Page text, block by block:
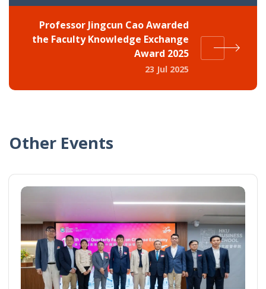
Professor Jingcun Cao Awarded
the Faculty Knowledge Exchange
Award 2025
23 Jul 2025
Other Events